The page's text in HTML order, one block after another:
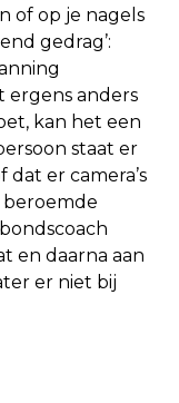
of op je nagels
gedrag’:
ergens anders
kan het een
staat er
er camera’s
en daarna aan
er niet bij